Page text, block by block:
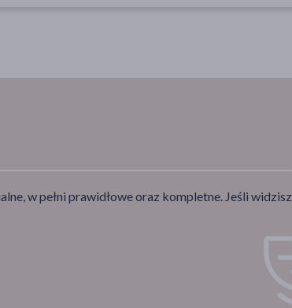
w pełni prawidłowe oraz kompletne. Jeśli widzisz